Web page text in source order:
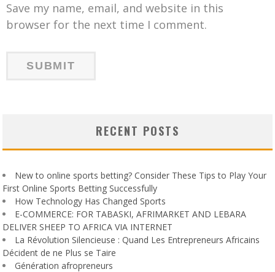
Save my name, email, and website in this
browser for the next time I comment.
RECENT POSTS
New to online sports betting? Consider These Tips to Play Your
First Online Sports Betting Successfully
How Technology Has Changed Sports
E-COMMERCE: FOR TABASKI, AFRIMARKET AND LEBARA
DELIVER SHEEP TO AFRICA VIA INTERNET
La Révolution Silencieuse : Quand Les Entrepreneurs Africains
Décident de ne Plus se Taire
Génération afropreneurs